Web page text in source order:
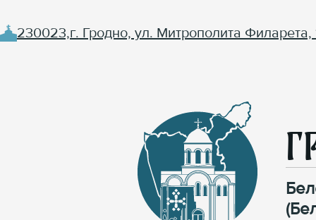
230023,г. Гродно, ул. Митрополита Филарета,